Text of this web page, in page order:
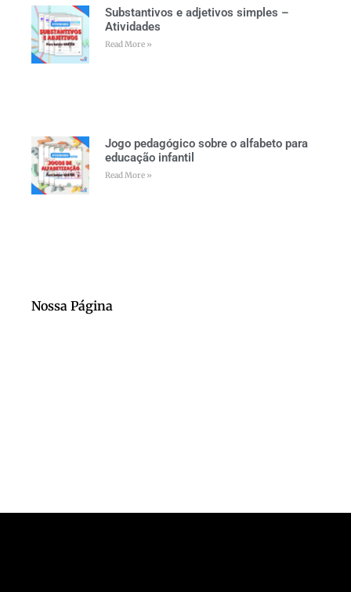
Substantivos e adjetivos simples –
Atividades
Read More »
Jogo pedagógico sobre o alfabeto para
educação infantil
Read More »
Nossa Página